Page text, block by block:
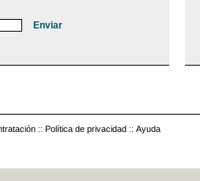
:: Política de privacidad :: Ayuda